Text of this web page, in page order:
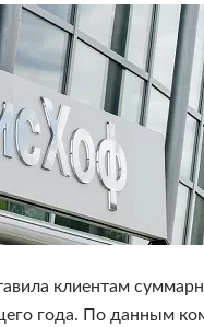
клиентам
года. По данным